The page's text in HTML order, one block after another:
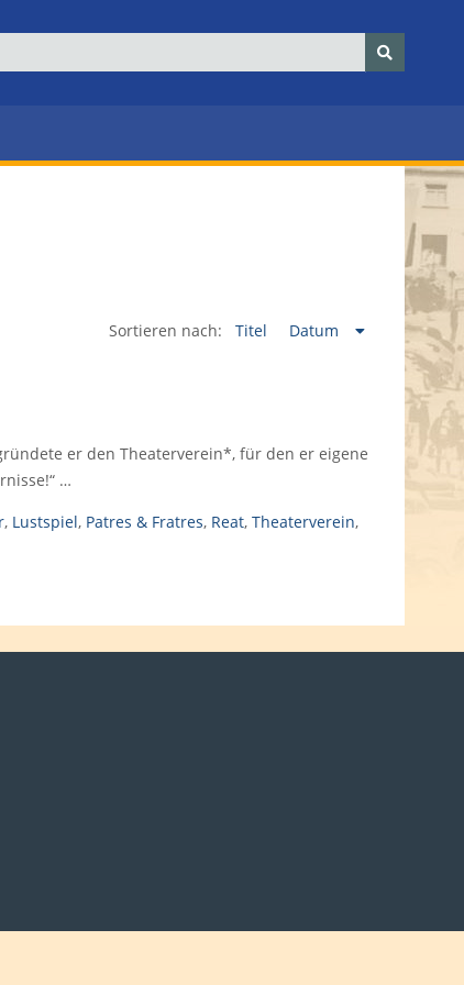
Sortieren nach: Titel Datum
er den Theaterverein*, für den er eigene
…
, Lustspiel, Patres & Fratres, Reat, Theaterverein,